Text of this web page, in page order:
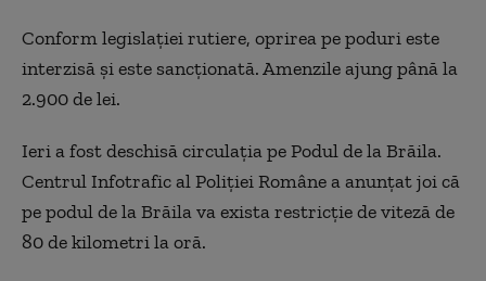
Conform legislației rutiere, oprirea pe poduri este
interzisă și este sancționată. Amenzile ajung până la
2.900 de lei.
Ieri a fost deschisă circulația pe Podul de la Brăila.
Centrul Infotrafic al Poliției Române a anunțat joi că
pe podul de la Brăila va exista restricție de viteză de
80 de kilometri la oră.